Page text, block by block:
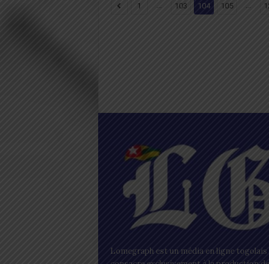
1 ... 103 104 105 ...
Lomegraph est un média en ligne togolais